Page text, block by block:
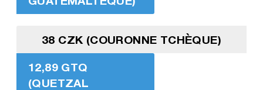
38 CZK (COURONNE TCHÈQUE)
12,89 GTQ
(QUETZAL